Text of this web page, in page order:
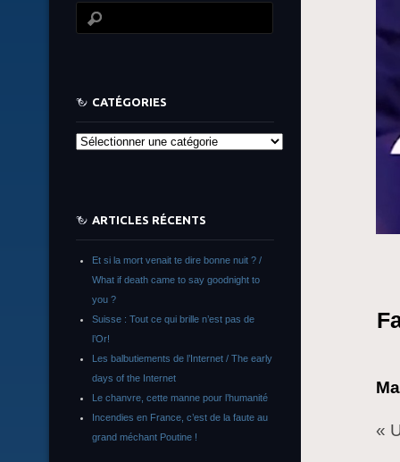
«
CATÉGORIES
Catégories
ARTICLES RÉCENTS
Et si la mort venait te dire bonne nuit ? /
What if death came to say goodnight to
you ?
Suisse : Tout ce qui brille n’est pas de
l’Or!
Les balbutiements de l’Internet / The early
days of the Internet
Le chanvre, cette manne pour l’humanité
Incendies en France, c’est de la faute au
grand méchant Poutine !